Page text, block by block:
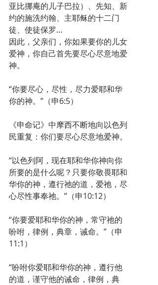
亚比挪庵的儿子巴拉）、先知、新
约的施洗约翰、主耶稣的十二门
徒、使徒保罗…
因此，父亲们，你如果要你的儿女
爱神，你自己首先要尽心尽意地爱
神。
“你要尽心，尽性，尽力爱耶和华
你的神。”（申6:5）
《申命记》中摩西不断地向以色列
民重复：你们要尽心尽意地爱神。
“以色列阿，现在耶和华你神向你
所要的是什么呢？只要你敬畏耶和
华你的神，遵行祂的道，爱祂，尽
心尽性事奉祂。”（申10:12）
“你要爱耶和华你的神，常守祂的
吩咐，律例，典章，诫命。”（申
11:1）
“吩咐你爱耶和华你的神，遵行他
的道，谨守他的诫命，律例，典